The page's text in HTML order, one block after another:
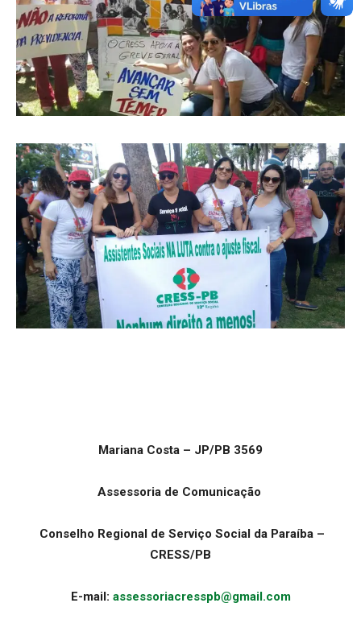
Mariana Costa – JP/PB 3569
Assessoria de Comunicação
Conselho Regional de Serviço Social da Paraíba –
CRESS/PB
E-mail: assessoriacresspb@gmail.com